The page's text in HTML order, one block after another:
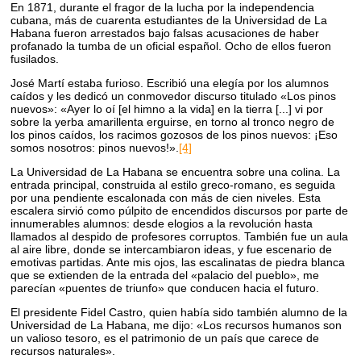
En 1871, durante el fragor de la lucha por la independencia
cubana, más de cuarenta estudiantes de la Universidad de La
Habana fueron arrestados bajo falsas acusaciones de haber
profanado la tumba de un oficial español. Ocho de ellos fueron
fusilados.
José Martí estaba furioso. Escribió una elegía por los alumnos
caídos y les dedicó un conmovedor discurso titulado «Los pinos
nuevos»: «Ayer lo oí [el himno a la vida] en la tierra [...] vi por
sobre la yerba amarillenta erguirse, en torno al tronco negro de
los pinos caídos, los racimos gozosos de los pinos nuevos: ¡Eso
somos nosotros: pinos nuevos!».[4]
La Universidad de La Habana se encuentra sobre una colina. La
entrada principal, construida al estilo greco-romano, es seguida
por una pendiente escalonada con más de cien niveles. Esta
escalera sirvió como púlpito de encendidos discursos por parte de
innumerables alumnos: desde elogios a la revolución hasta
llamados al despido de profesores corruptos. También fue un aula
al aire libre, donde se intercambiaron ideas, y fue escenario de
emotivas partidas. Ante mis ojos, las escalinatas de piedra blanca
que se extienden de la entrada del «palacio del pueblo», me
parecían «puentes de triunfo» que conducen hacia el futuro.
El presidente Fidel Castro, quien había sido también alumno de la
Universidad de La Habana, me dijo: «Los recursos humanos son
un valioso tesoro, es el patrimonio de un país que carece de
recursos naturales».